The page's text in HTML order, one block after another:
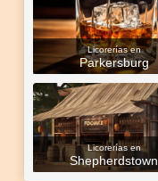
Licorerías en
Parkersburg
Licorerías en
Shepherdstown